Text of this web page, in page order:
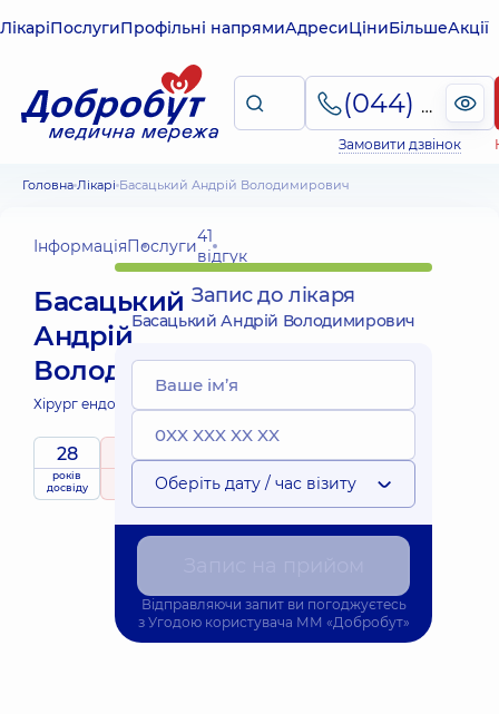
ЛікаріПослугиПрофільні напрямиАдресиЦіниБільшеАкції
(044) 495-2-888
Замовити дзвінок
Головна Лікарі Басацький Андрій Володимирович
ІнформаціяПослуги41
відгук
Басацький
Андрій
Володимирович
Хірург ендоваскулярний;
28
років
досвіду
5 / 5
рейтингна підставі
41 відгук
Запис до лікаря
Басацький Андрій Володимирович
Оберіть дату / час візиту
Відправляючи запит ви погоджуєтесь
з Угодою користувача ММ «Добробут»